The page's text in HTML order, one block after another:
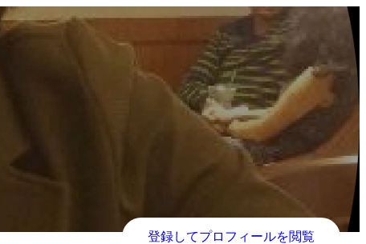
登録してプロフィールを閲覧